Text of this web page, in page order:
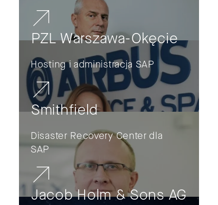
PZL Warszawa-Okęcie
Hosting i administracja SAP
Smithfield
Disaster Recovery Center dla
SAP
Jacob Holm & Sons AG